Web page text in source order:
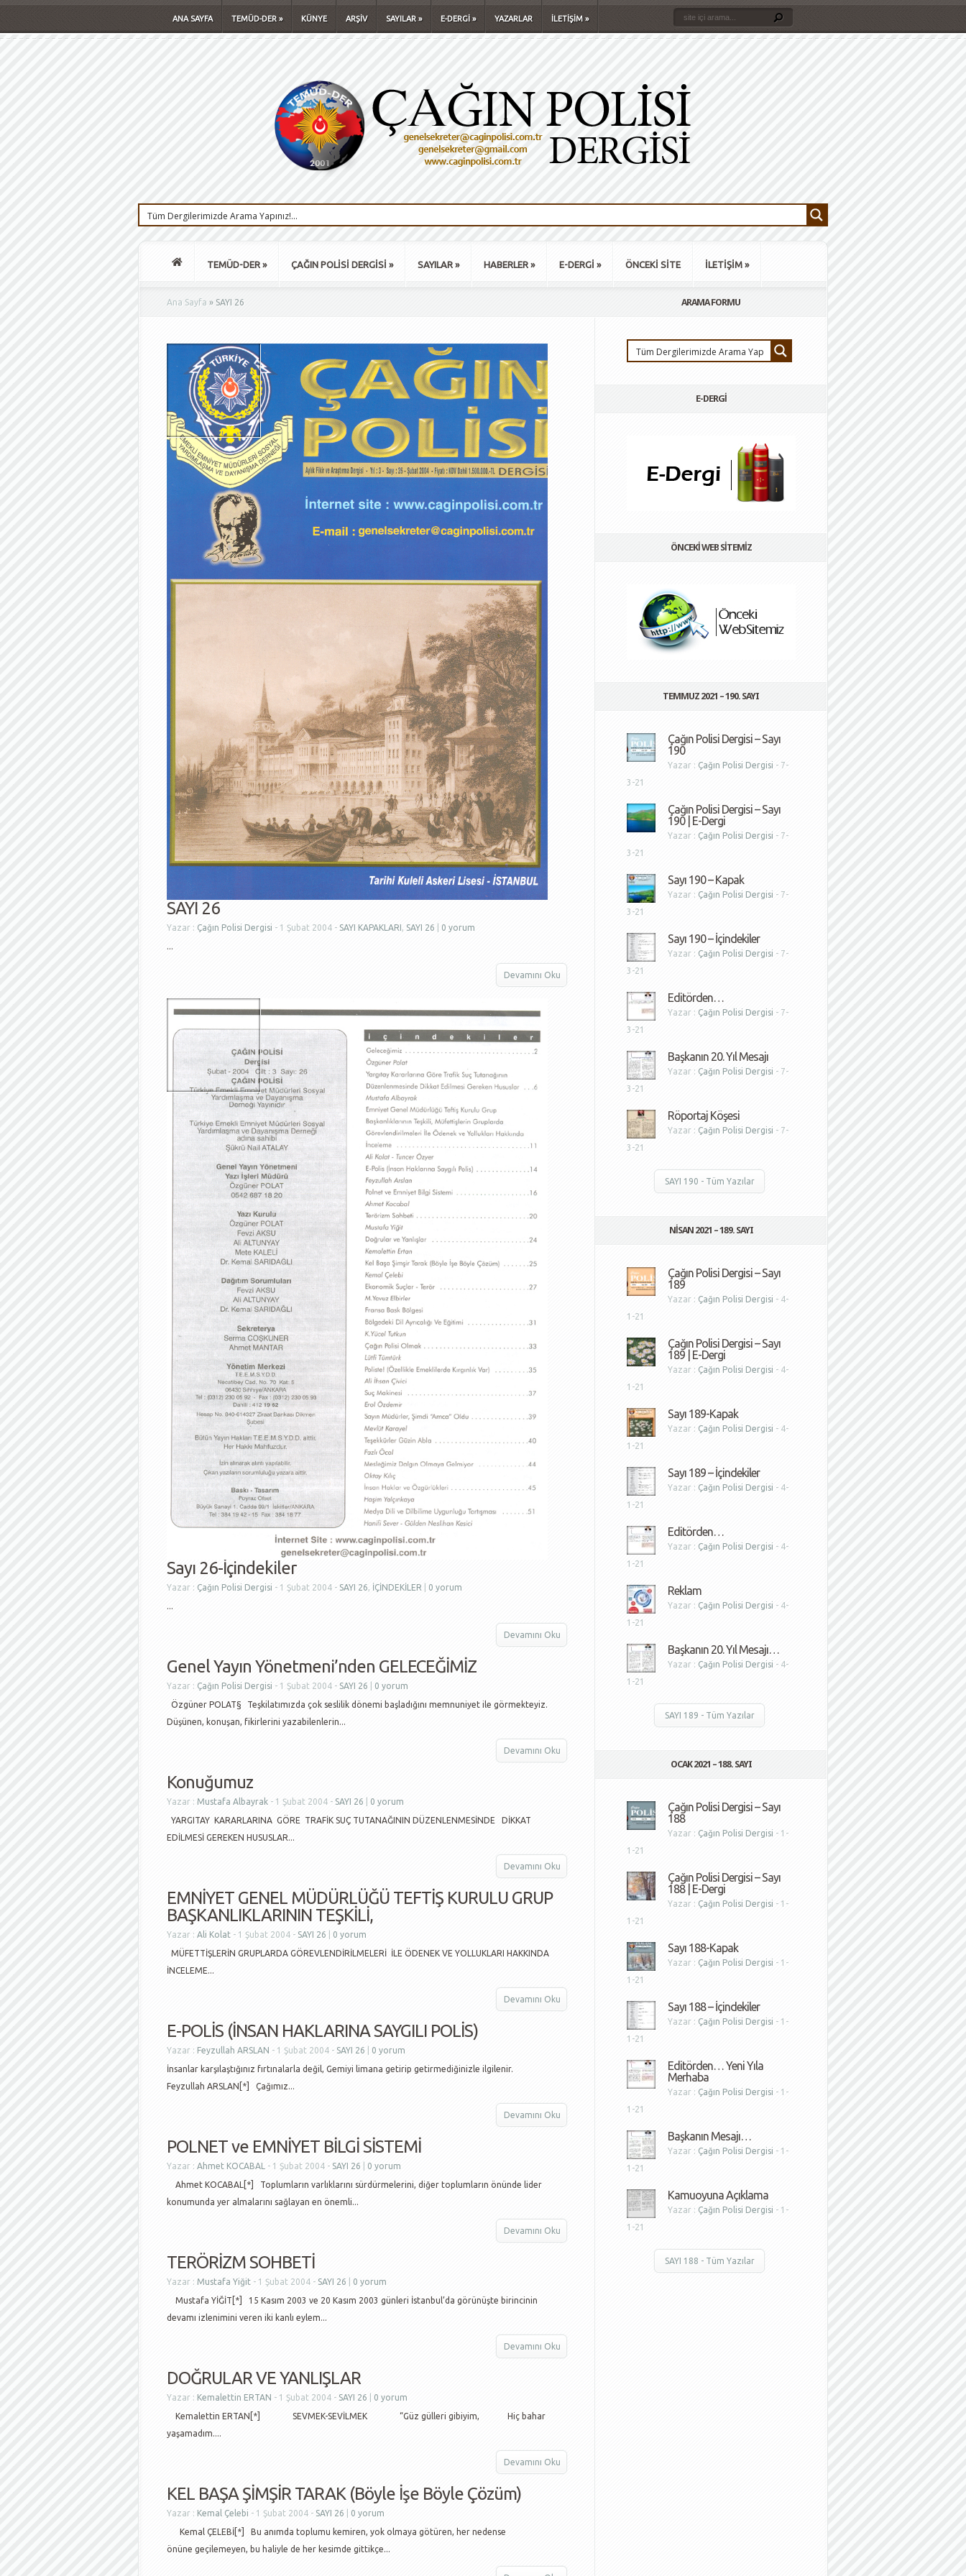
ANA SAYFA TEMÜD-DER » KÜNYE ARŞİV SAYILAR» E-DERGİ » YAZARLAR İLETİŞİM »
TEMÜD-DER » ÇAĞIN POLİSİ DERGİSİ » SAYILAR » HABERLER » E-DERGİ » ÖNCEKİ SİTE İLETİŞİM »
Ana Sayfa » SAYI 26
SAYI 26
Yazar : Çağın Polisi Dergisi - 1 Şubat 2004 - SAYI KAPAKLARI , SAYI 26
0 yorum
...
Devamını Oku
Sayı 26-İçindekiler
Yazar : Çağın Polisi Dergisi - 1 Şubat 2004 - SAYI 26, İÇİNDEKİLER
0 yorum
...
Devamını Oku
Genel Yayın Yönetmeni’nden GELECEĞİMİZ
Yazar : Çağın Polisi Dergisi - 1 Şubat 2004 - SAYI 26
0 yorum
Özgüner POLAT§ Teşkilatımızda çok seslilik dönemi başladığını memnuniyet ile görmekteyiz.
Düşünen, konuşan, fikirlerini yazabilenlerin...
Devamını Oku
Konuğumuz
Yazar : Mustafa Albayrak - 1 Şubat 2004 - SAYI 26
0 yorum
YARGITAY KARARLARINA GÖRE TRAFİK SUÇ TUTANAĞININ DÜZENLENMESİNDE DİKKAT
EDİLMESİ GEREKEN HUSUSLAR...
Devamını Oku
EMNİYET GENEL MÜDÜRLÜĞÜ TEFTİŞ KURULU GRUP
BAŞKANLIKLARININ TEŞKİLİ,
Yazar : Ali Kolat - 1 Şubat 2004 - SAYI 26
0 yorum
MÜFETTİŞLERİN GRUPLARDA GÖREVLENDİRİLMELERİ İLE ÖDENEK VE YOLLUKLARI HAKKINDA
İNCELEME...
Devamını Oku
E-POLİS (İNSAN HAKLARINA SAYGILI POLİS)
Yazar : Feyzullah ARSLAN - 1 Şubat 2004 - SAYI 26
0 yorum
İnsanlar karşılaştığınız fırtınalarla değil, Gemiyi limana getirip getirmediğinizle ilgilenir.
Feyzullah ARSLAN[*] Çağımız...
Devamını Oku
POLNET ve EMNİYET BİLGİ SİSTEMİ
Yazar : Ahmet KOCABAL - 1 Şubat 2004 - SAYI 26
0 yorum
Ahmet KOCABAL[*] Toplumların varlıklarını sürdürmelerini, diğer toplumların önünde lider
konumunda yer almalarını sağlayan en önemli...
Devamını Oku
TERÖRİZM SOHBETİ
Yazar : Mustafa Yiğit - 1 Şubat 2004 - SAYI 26
0 yorum
Mustafa YİĞİT[*] 15 Kasım 2003 ve 20 Kasım 2003 günleri İstanbul’da görünüşte birincinin
devamı izlenimini veren iki kanlı eylem...
Devamını Oku
DOĞRULAR VE YANLIŞLAR
Yazar : Kemalettin ERTAN - 1 Şubat 2004 - SAYI 26
0 yorum
Kemalettin ERTAN[*] SEVMEK-SEVİLMEK “Güz gülleri gibiyim, Hiç bahar
yaşamadım....
Devamını Oku
KEL BAŞA ŞİMŞİR TARAK (Böyle İşe Böyle Çözüm)
Yazar : Kemal Çelebi - 1 Şubat 2004 - SAYI 26
0 yorum
Kemal ÇELEBİ[*] Bu anımda toplumu kemiren, yok olmaya götüren, her nedense
önüne geçilemeyen, bu haliyle de her kesimde gittikçe...
ARAMA FORMU
E-DERGİ
ÖNCEKİ WEB SİTEMİZ
TEMMUZ 2021 – 190. SAYI
Çağın Polisi Dergisi – Sayı
190
Yazar : Çağın Polisi Dergisi - 7-
3-21
Çağın Polisi Dergisi – Sayı
190 | E-Dergi
Yazar : Çağın Polisi Dergisi - 7-
3-21
Sayı 190 – Kapak
Yazar : Çağın Polisi Dergisi - 7-
3-21
Sayı 190 – İçindekiler
Yazar : Çağın Polisi Dergisi - 7-
3-21
Editörden…
Yazar : Çağın Polisi Dergisi - 7-
3-21
Başkanın 20. Yıl Mesajı
Yazar : Çağın Polisi Dergisi - 7-
3-21
Röportaj Köşesi
Yazar : Çağın Polisi Dergisi - 7-
3-21
SAYI 190 - Tüm Yazılar
NISAN 2021 – 189. SAYI
Çağın Polisi Dergisi – Sayı
189
Yazar : Çağın Polisi Dergisi - 4-
1-21
Çağın Polisi Dergisi – Sayı
189 | E-Dergi
Yazar : Çağın Polisi Dergisi - 4-
1-21
Sayı 189-Kapak
Yazar : Çağın Polisi Dergisi - 4-
1-21
Sayı 189 – İçindekiler
Yazar : Çağın Polisi Dergisi - 4-
1-21
Editörden…
Yazar : Çağın Polisi Dergisi - 4-
1-21
Reklam
Yazar : Çağın Polisi Dergisi - 4-
1-21
Başkanın 20. Yıl Mesajı…
Yazar : Çağın Polisi Dergisi - 4-
1-21
SAYI 189 - Tüm Yazılar
OCAK 2021 – 188. SAYI
Çağın Polisi Dergisi – Sayı
188
Yazar : Çağın Polisi Dergisi - 1-
1-21
Çağın Polisi Dergisi – Sayı
188 | E-Dergi
Yazar : Çağın Polisi Dergisi - 1-
1-21
Sayı 188-Kapak
Yazar : Çağın Polisi Dergisi - 1-
1-21
Sayı 188 – İçindekiler
Yazar : Çağın Polisi Dergisi - 1-
1-21
Editörden… Yeni Yıla
Merhaba
Yazar : Çağın Polisi Dergisi - 1-
1-21
Başkanın Mesajı…
Yazar : Çağın Polisi Dergisi - 1-
1-21
Kamuoyuna Açıklama
Yazar : Çağın Polisi Dergisi - 1-
1-21
SAYI 188 - Tüm Yazılar